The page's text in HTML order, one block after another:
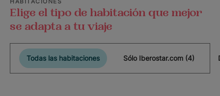
Elige el tipo de habitación que mejor
se adapta a tu viaje
Todas las habitaciones Sólo Iberostar.com (4)